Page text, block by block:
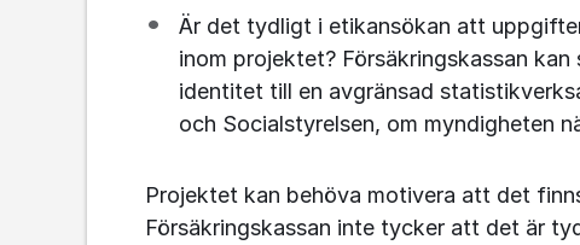
Är det tydligt i etikansökan att
inom projektet? Försäkringskassan
identitet till en avgränsad
och Socialstyrelsen, om myndigheten
Projektet kan behöva motivera att det
Försäkringskassan inte tycker att det är